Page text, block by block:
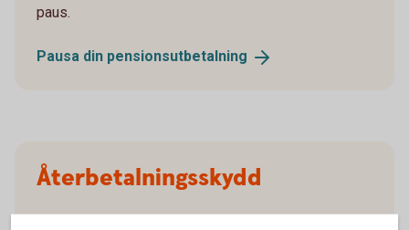
paus.
Pausa din pensionsutbetalning
Återbetalningsskydd